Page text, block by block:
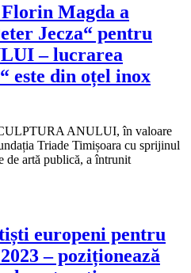
Magda a
Jecza“ pentru
– lucrarea
este din oțel inox
ANULUI, în valoare
Triade Timișoara cu sprijinul
de artă publică, a întrunit
europeni pentru
– poziționează